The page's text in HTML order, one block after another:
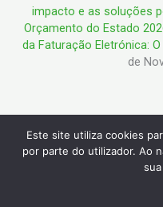
impacto e as soluções
Orçamento do Estado
da Faturação Eletrónica:
de
Copyright © 2026 Ideias
Este site utiliza cookies
por parte do utilizador. Ao